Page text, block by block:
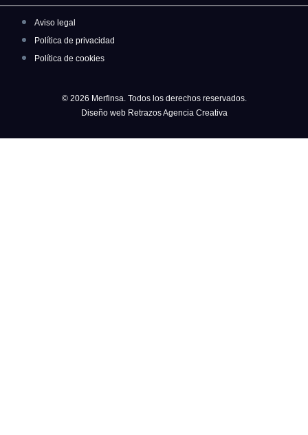
Aviso legal
Política de privacidad
Política de cookies
© 2026 Merfinsa. Todos los derechos reservados.
Diseño web Retrazos Agencia Creativa